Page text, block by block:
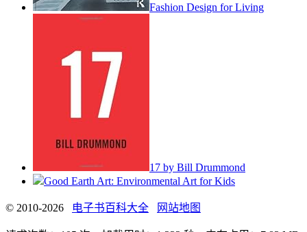
Fashion Design for Living
17 by Bill Drummond
Good Earth Art: Environmental Art for Kids
© 2010-2026 电子书百科大全 网站地图